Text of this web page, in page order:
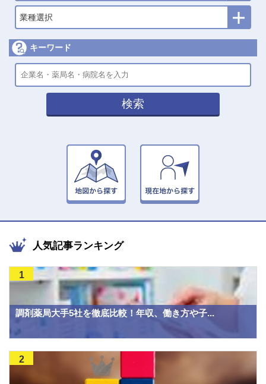
業種選択
キーワード
検索
人気記事ランキング
調剤薬局大手5社を徹底比較！年収、働き方や子...
1
2